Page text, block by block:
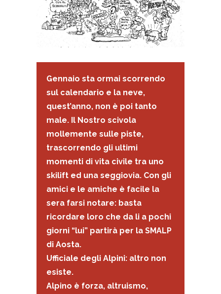
Gennaio sta ormai scorrendo
sul calendario e la neve,
quest’anno, non è poi tanto
male. Il Nostro scivola
mollemente sulle piste,
trascorrendo gli ultimi
momenti di vita civile tra uno
skilift ed una seggiovia. Con gli
amici e le amiche è facile la
sera farsi notare: basta
ricordare loro che da li a pochi
giorni “lui” partirà per la SMALP
di Aosta.
Ufficiale degli Alpini: altro non
esiste.
Alpino è forza, altruismo,